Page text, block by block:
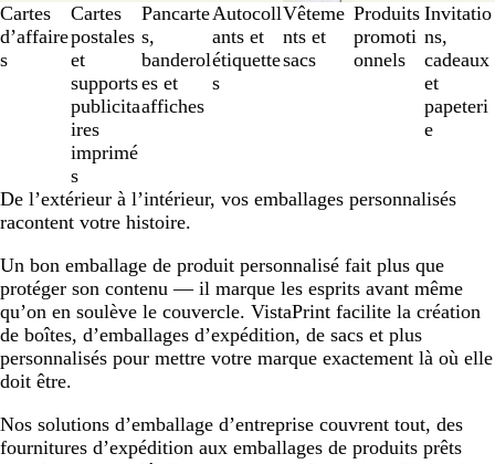
Cartes
d’affaire
s
Cartes
postales
et
supports
publicita
ires
imprimé
s
Pancarte
s,
banderol
es et
affiches
Autocoll
ants et
étiquette
s
Vêteme
nts et
sacs
Produits
promoti
onnels
Invitatio
ns,
cadeaux
et
papeteri
e
sur
7
De l’extérieur à l’intérieur, vos emballages personnalisés
racontent votre histoire.
Un bon emballage de produit personnalisé fait plus que
protéger son contenu — il marque les esprits avant même
qu’on en soulève le couvercle. VistaPrint facilite la création
de boîtes, d’emballages d’expédition, de sacs et plus
personnalisés pour mettre votre marque exactement là où elle
doit être.
Nos solutions d’emballage d’entreprise couvrent tout, des
fournitures d’expédition aux emballages de produits prêts